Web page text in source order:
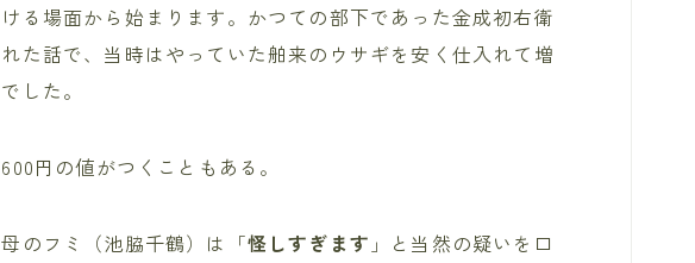
る場面から始まります。かつての部下であった金成初右衛
た話で、当時はやっていた舶来のウサギを安く仕入れて増
した。
円の値がつくこともある。
のフミ（池脇千鶴）は「怪しすぎます 」と当然の疑いを口